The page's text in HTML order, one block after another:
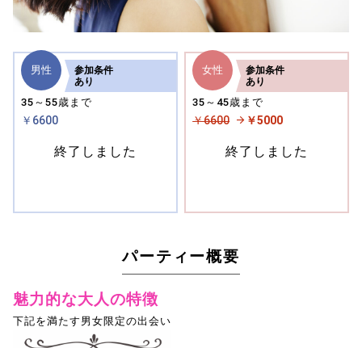
男性
35～55歳まで
￥6600
参加条件
あり
終了しました
女性
35～45歳まで
￥6600 ￥5000
参加条件
あり
終了しました
パーティー概要
魅力的な大人の特徴
下記を満たす男女限定の出会い